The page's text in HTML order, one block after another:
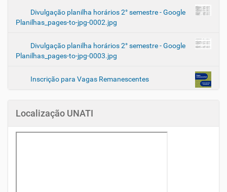
Divulgação planilha horários 2° semestre - Google
Planilhas_pages-to-jpg-0002.jpg
Divulgação planilha horários 2° semestre - Google
Planilhas_pages-to-jpg-0003.jpg
Inscrição para Vagas Remanescentes
Localização UNATI